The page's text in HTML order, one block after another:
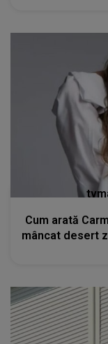
Cum arată
mâncat desert